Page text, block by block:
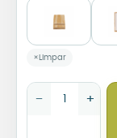
Limpar
Azulejo
− +